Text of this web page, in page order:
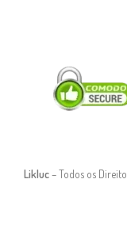
Likluc– Todos os